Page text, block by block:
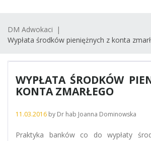
DM Adwokaci
|
Wypłata środków pieniężnych z konta
WYPŁATA ŚRODKÓW
KONTA ZMARŁEGO
11.03.2016 by Dr hab Joanna Dominowska
Praktyka banków co do wypłaty